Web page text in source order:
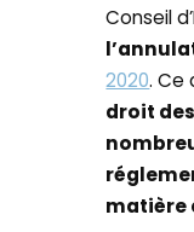
Conseil
2020. Ce
droit
matière